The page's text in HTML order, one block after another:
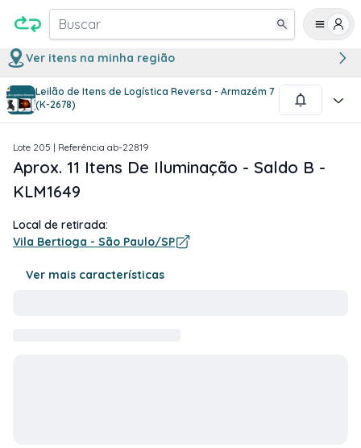
Buscar
Ver itens na minha região
Leilão de Itens de Logística Reversa - Armazém 7
(K-2678)
1/4
Lote 205 | Referência ab-22819
Aprox. 11 Itens De Iluminação - Saldo B -
KLM1649
Local de retirada:
Vila Bertioga - São Paulo/SP
Ver mais características